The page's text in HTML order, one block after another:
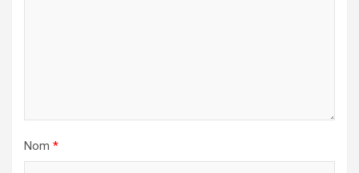
Nom *